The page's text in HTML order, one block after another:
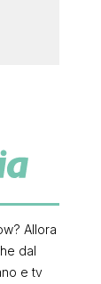
Allora
dal
e tv